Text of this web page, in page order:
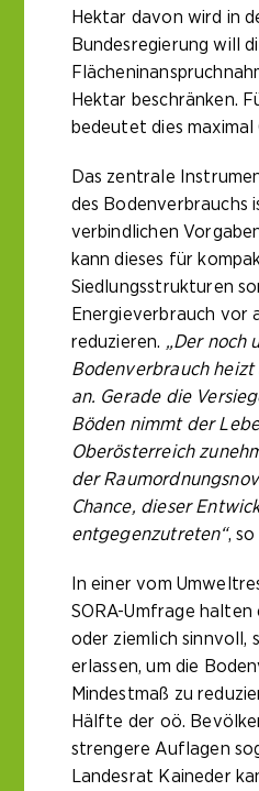
Hektar davon wird in
Bundesregierung will
Hektar beschränken.
bedeutet dies
Das zentrale
des Bodenverbrauchs
verbindlichen
kann dieses für
Siedlungsstrukturen
Energieverbrauch vor
reduzieren. „Der noch
Bodenverbrauch
an. Gerade die
Böden nimmt der
Oberösterreich
der
Chance, dieser
entgegenzutreten“,
In einer vom
SORA-Umfrage
oder ziemlich sinnvoll,
erlassen, um die
Mindestmaß zu
Hälfte der oö.
strengere Auflagen
Landesrat Kaineder